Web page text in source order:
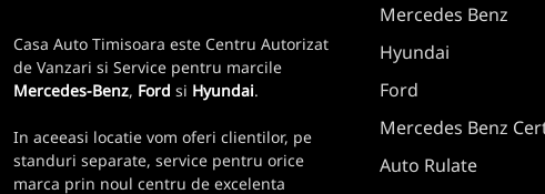
Casa Auto Timisoara este Centru Autorizat
de Vanzari si Service pentru marcile
Mercedes-Benz, Ford si Hyundai.
In aceeasi locatie vom oferi clientilor, pe
standuri separate, service pentru orice
marca prin noul centru de excelenta
Mercedes Benz
Hyundai
Ford
Mercedes Benz
Auto Rulate